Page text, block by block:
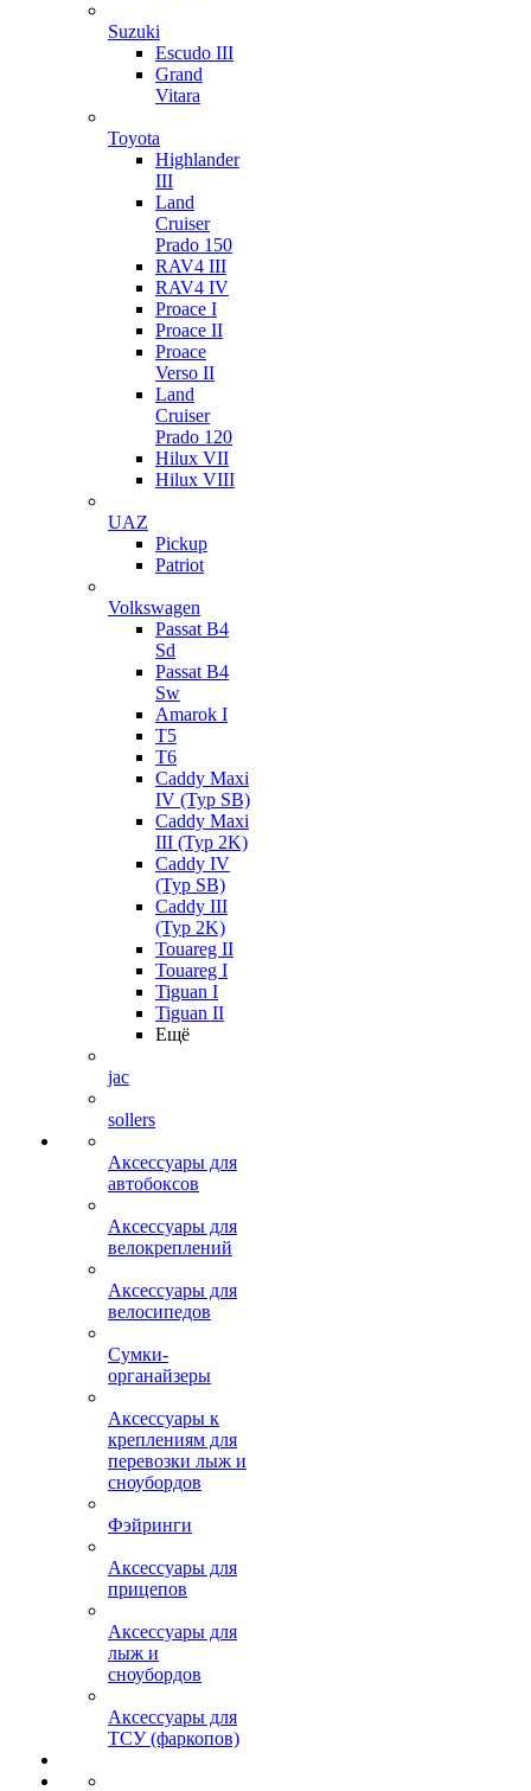
Suzuki
Escudo III
Grand
Vitara
Toyota
Highlander
III
Land
Cruiser
Prado 150
RAV4 III
RAV4 IV
Proace I
Proace II
Proace
Verso II
Land
Cruiser
Prado 120
Hilux VII
Hilux VIII
UAZ
Pickup
Patriot
Volkswagen
Passat B4
Sd
Passat B4
Sw
Amarok I
T5
T6
Caddy Maxi
IV (Typ SB)
Caddy Maxi
III (Typ 2K)
Caddy IV
(Typ SB)
Caddy III
(Typ 2K)
Touareg II
Touareg I
Tiguan I
Tiguan II
Ещё
jac
sollers
Аксессуары для
автобоксов
Аксессуары для
велокреплений
Аксессуары для
велосипедов
Сумки-
органайзеры
Аксессуары к
креплениям для
перевозки лыж и
сноубордов
Фэйринги
Аксессуары для
прицепов
Аксессуары для
лыж и
сноубордов
Аксессуары для
ТСУ (фаркопов)